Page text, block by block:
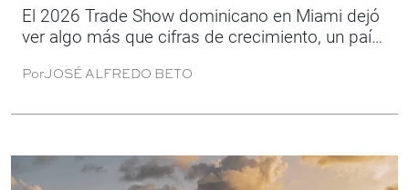
El 2026 Trade Show dominicano en Miami dejó
ver algo más que cifras de crecimiento, un país
experiencia y el lujo.
PorJOSÉ ALFREDO BETO